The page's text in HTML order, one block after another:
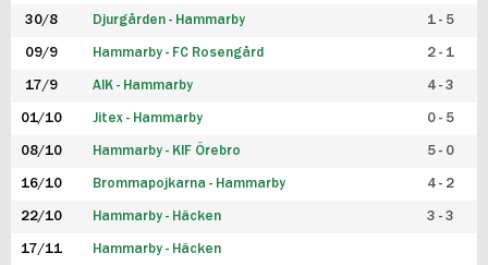
30/8 Djurgården - Hammarby 1 - 5
09/9 Hammarby - FC Rosengård 2 - 1
17/9 AIK - Hammarby 4 - 3
01/10 Jitex - Hammarby 0 - 5
08/10 Hammarby - KIF Örebro 5 - 0
16/10 Brommapojkarna - Hammarby 4 - 2
22/10 Hammarby - Häcken 3 - 3
17/11 Hammarby - Häcken